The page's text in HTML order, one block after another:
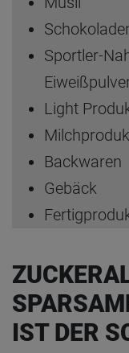
Sportler-
Light
Backwaren
Gebäck
IST DER